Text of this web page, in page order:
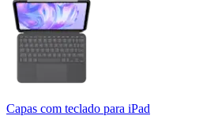
Capas com teclado para iPad